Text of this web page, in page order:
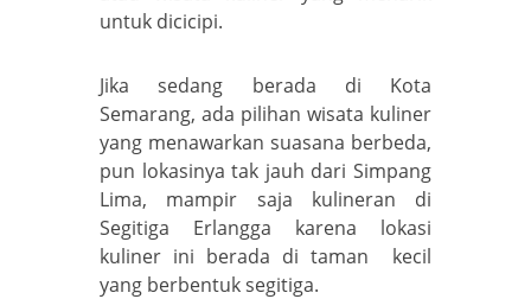
untuk dicicipi.
Jika sedang berada di Kota
Semarang, ada pilihan wisata kuliner
yang menawarkan suasana berbeda,
pun lokasinya tak jauh dari Simpang
Lima, mampir saja kulineran di
Segitiga Erlangga karena lokasi
kuliner ini berada di taman kecil
yang berbentuk segitiga.